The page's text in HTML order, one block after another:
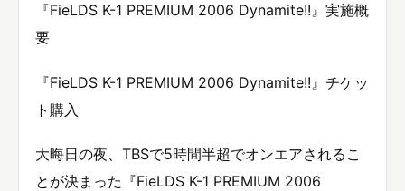
『FieLDS K-1 PREMIUM 2006 Dynamite!!』実施概
要
『FieLDS K-1 PREMIUM 2006 Dynamite!!』チケッ
ト購入
大晦日の夜、TBSで5時間半超でオンエアされるこ
とが決まった『FieLDS K-1 PREMIUM 2006